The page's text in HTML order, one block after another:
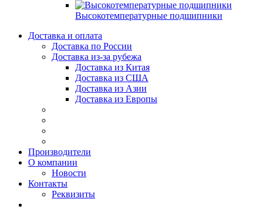
Высокотемпературные подшипники
Доставка и оплата
Доставка по России
Доставка из-за рубежа
Доставка из Китая
Доставка из США
Доставка из Азии
Доставка из Европы
Производители
О компании
Новости
Контакты
Реквизиты